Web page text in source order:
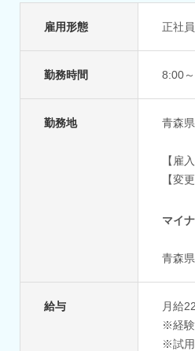
雇用形態 正社員
勤務時間 8:00
勤務地 青森
【雇
【変
マイ
青森県
給与
月給
※経験
※試用